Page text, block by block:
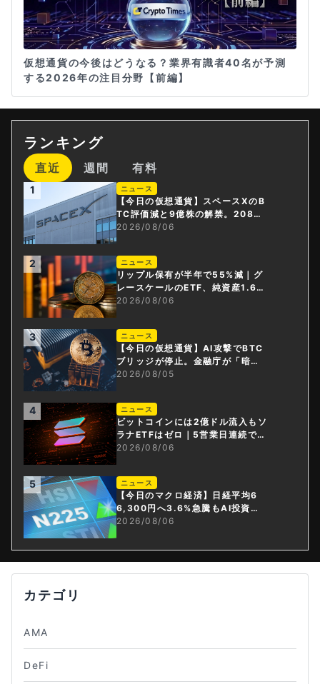
仮想通貨の今後はどうなる？業界有識者40名が予測
する2026年の注目分野【前編】
ランキング
直近 週間 有料
1 ニュース
【今日の仮想通貨】スペースXのB
TC評価減と9億株の解禁。208億
円相当のBTCが盗難
2026/08/06
2 ニュース
リップル保有が半年で55%減｜グ
レースケールのETF、純資産1.6億
ドル減
2026/08/06
3 ニュース
【今日の仮想通貨】AI攻撃でBTC
ブリッジが停止。金融庁が「暗号
資産・ステーブルコイン課」新設
2026/08/05
4 ニュース
ビットコインには2億ドル流入もソ
ラナETFはゼロ｜5営業日連続で停
止
2026/08/06
5 ニュース
【今日のマクロ経済】日経平均6
6,300円へ3.6%急騰もAI投資回
収懸念が再燃
2026/08/06
カテゴリ
AMA
DeFi